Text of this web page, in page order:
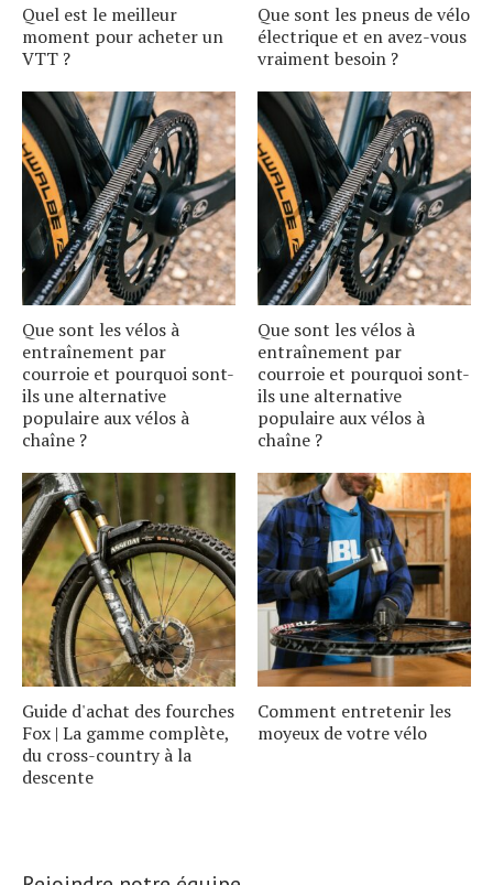
Quel est le meilleur
moment pour acheter un
VTT ?
Que sont les pneus de vélo
électrique et en avez-vous
vraiment besoin ?
Que sont les vélos à
entraînement par
courroie et pourquoi sont-
ils une alternative
populaire aux vélos à
chaîne ?
Que sont les vélos à
entraînement par
courroie et pourquoi sont-
ils une alternative
populaire aux vélos à
chaîne ?
Guide d'achat des fourches
Fox | La gamme complète,
du cross-country à la
descente
Comment entretenir les
moyeux de votre vélo
S
e
a
r
c
h
f
o
r